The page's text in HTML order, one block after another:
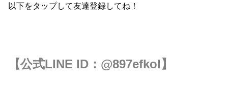
以下をタップして友達登録してね！
【公式LINE ID： @897efkol 】